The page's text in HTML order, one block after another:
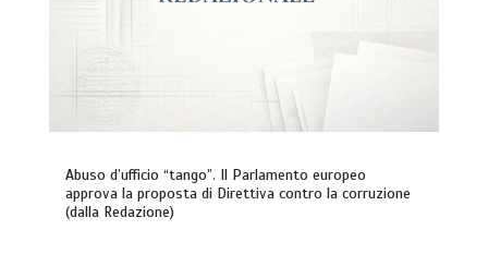
Abuso d’ufficio “tango”. Il Parlamento europeo
approva la proposta di Direttiva contro la corruzione
(dalla Redazione)